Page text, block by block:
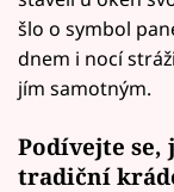
šlo o symbol
dnem i nocí
jím samotným.
Podívejte se,
tradiční